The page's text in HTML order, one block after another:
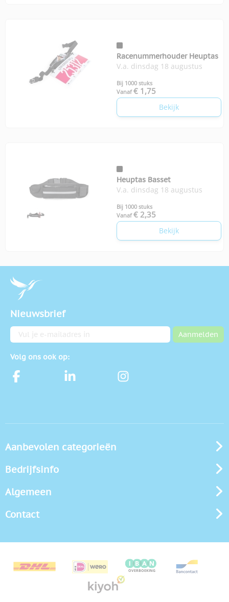
Racenummerhouder Heuptas
V.a. dinsdag 18 augustus
Bij 1000 stuks
Vanaf € 1,75
Bekijk
Heuptas Basset
V.a. dinsdag 18 augustus
Bij 1000 stuks
Vanaf € 2,35
Bekijk
Nieuwsbrief
E-mailadres Aanmelden
Volg ons ook op:
Aanbevolen categorieën
Bedrijfsinfo
Algemeen
Contact